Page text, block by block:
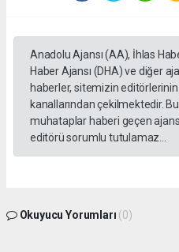
Anadolu Ajansı (AA), İhlas
Haber Ajansı (DHA) ve diğer
haberler, sitemizin
kanallarından çekilmektedir.
muhataplar haberi geçen
editörü sorumlu tutulamaz...
Okuyucu Yorumları (0)